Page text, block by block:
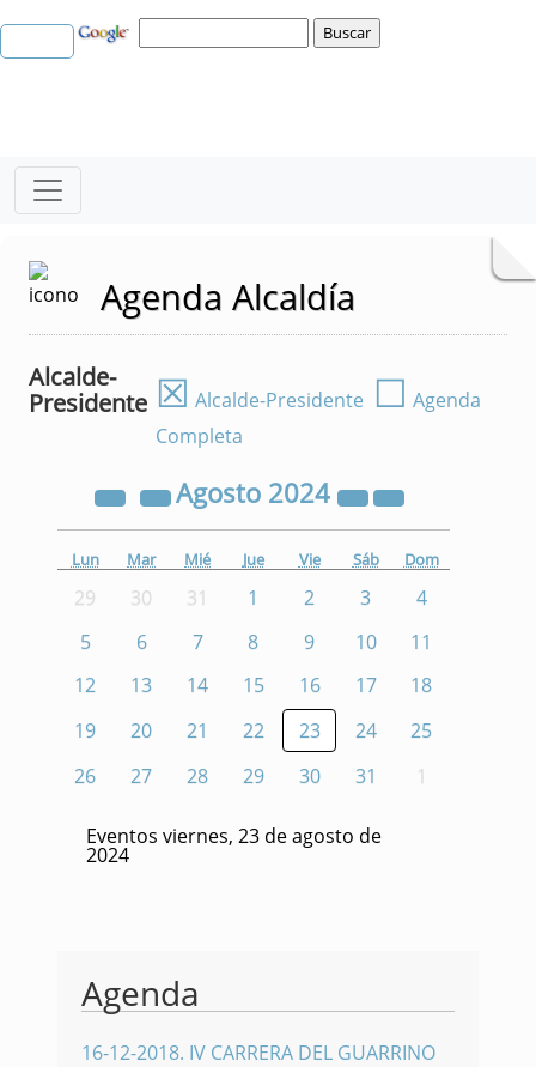
Agenda Alcaldía
Alcalde-
Presidente ☒ Alcalde-Presidente ☐ Agenda
Completa
Agosto 2024
Lun Mar Mié Jue Vie Sáb Dom
29 30 31 1 2 3
4
5
6 7 8 9 10
11
12
13 14 15 16 17
18
19
20 21 22 23 24
25
26
27 28 29 30 31 1
Eventos viernes, 23 de agosto de
2024
Agenda
16-12-2018. IV CARRERA DEL GUARRINO